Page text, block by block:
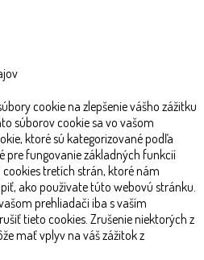
cookie na zlepšenie vášho zážitku
súborov cookie sa vo vašom
ktoré sú kategorizované podľa
pre fungovanie základných funkcií
tretích strán, ktoré nám
ako používate túto webovú stránku.
prehliadači iba s vaším
tieto cookies. Zrušenie niektorých z
mať vplyv na váš zážitok z